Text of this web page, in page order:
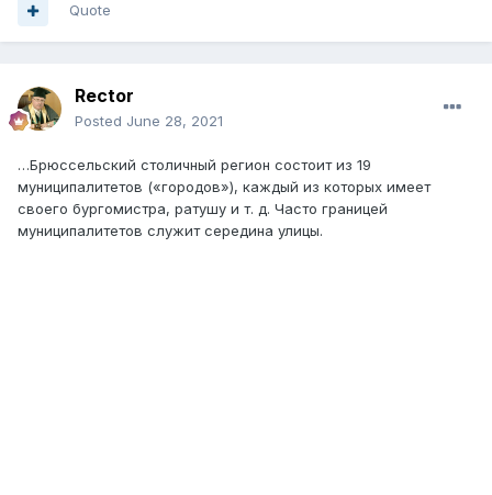
Quote
Rector
Posted June 28, 2021
…Брюссельский столичный регион состоит из 19
муниципалитетов («городов»), каждый из которых имеет
своего бургомистра, ратушу и т. д. Часто границей
муниципалитетов служит середина улицы.